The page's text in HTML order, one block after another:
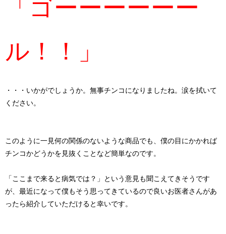
ル！！」
・・・いかがでしょうか。無事チンコになりましたね。涙を拭いて
ください。
このように一見何の関係のないような商品でも、僕の目にかかれば
チンコかどうかを見抜くことなど簡単なのです。
「ここまで来ると病気では？」 という意見も聞こえてきそうです
が、最近になって僕もそう思ってきているので良いお医者さんがあ
ったら紹介していただけると幸いです。